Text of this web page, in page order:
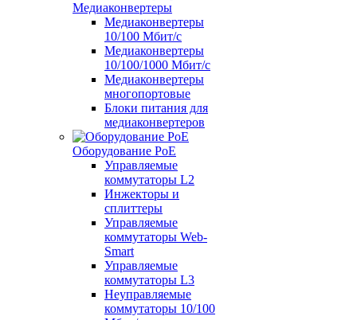
Медиаконвертеры
Медиаконвертеры
10/100 Мбит/с
Медиаконвертеры
10/100/1000 Мбит/c
Медиаконвертеры
многопортовые
Блоки питания для
медиаконвертеров
Оборудование PoE
Управляемые
коммутаторы L2
Инжекторы и
сплиттеры
Управляемые
коммутаторы Web-
Smart
Управляемые
коммутаторы L3
Неуправляемые
коммутаторы 10/100